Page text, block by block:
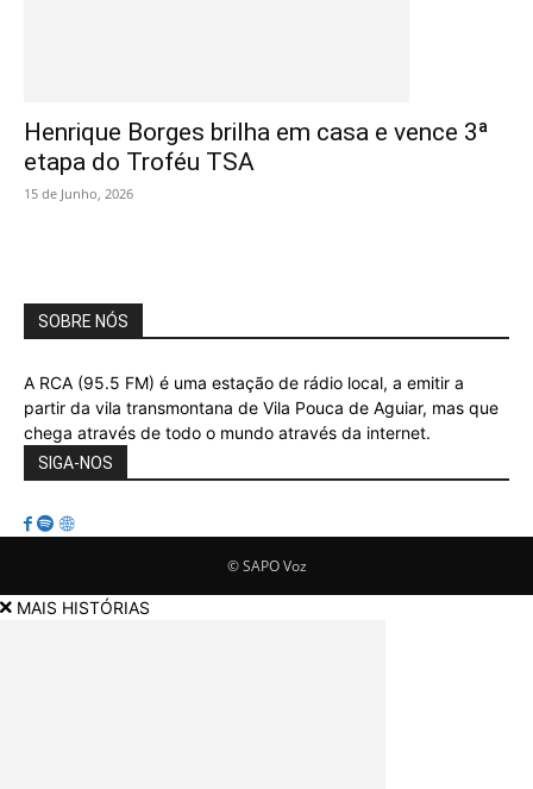
Henrique Borges brilha em casa e vence 3ª
etapa do Troféu TSA
15 de Junho, 2026
SOBRE NÓS
A RCA (95.5 FM) é uma estação de rádio local, a emitir a
partir da vila transmontana de Vila Pouca de Aguiar, mas que
chega através de todo o mundo através da internet.
SIGA-NOS
© SAPO Voz
MAIS HISTÓRIAS